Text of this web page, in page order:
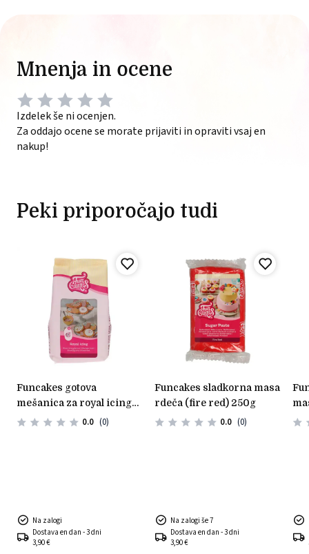
Mnenja in ocene
Izdelek še ni ocenjen.
Za oddajo ocene se morate prijaviti in opraviti vsaj en
nakup!
Peki priporočajo tudi
funcakes gotova
mešanica za royal icing
450g
0.0 (0)
Na zalogi
Dostava en dan - 3 dni
3,90 €
funcakes sladkorna masa
rdeča (fire red) 250g
0.0 (0)
Na zalogi še 7
Dostava en dan - 3 dni
3,90 €
funcakes marcipanska